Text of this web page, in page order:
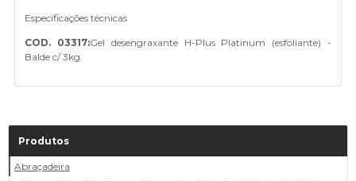
Especificações técnicas
COD. 03317:Gel desengraxante H-Plus Platinum (esfoliante) -
Balde c/ 3kg.
Produtos
Abraçadeira